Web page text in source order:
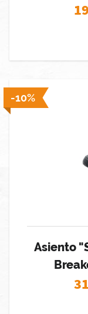
-10%
Asiento